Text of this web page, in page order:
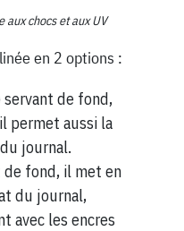
aux chocs et aux UV
en 2 options :
servant de fond,
permet aussi la
journal.
de fond, il met en
du journal,
avec les encres